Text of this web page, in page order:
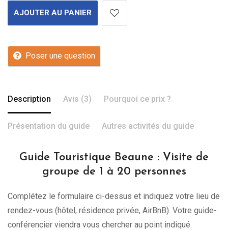
AJOUTER AU PANIER
Poser une question
Description Avis (3) Pourquoi ce prix ?
Présentation du guide Autres activités du guide
Guide Touristique Beaune : Visite de
groupe de 1 à 20 personnes
Complétez le formulaire ci-dessus et indiquez votre lieu de
rendez-vous (hôtel, résidence privée, AirBnB). Votre guide-
conférencier viendra vous chercher au point indiqué.